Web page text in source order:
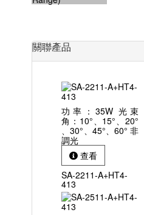
關聯產品
功率：35W 光束
角：10°、15°、20°
、30°、45°、60° 非
調光
查看
SA-2211-A+HT4-
413